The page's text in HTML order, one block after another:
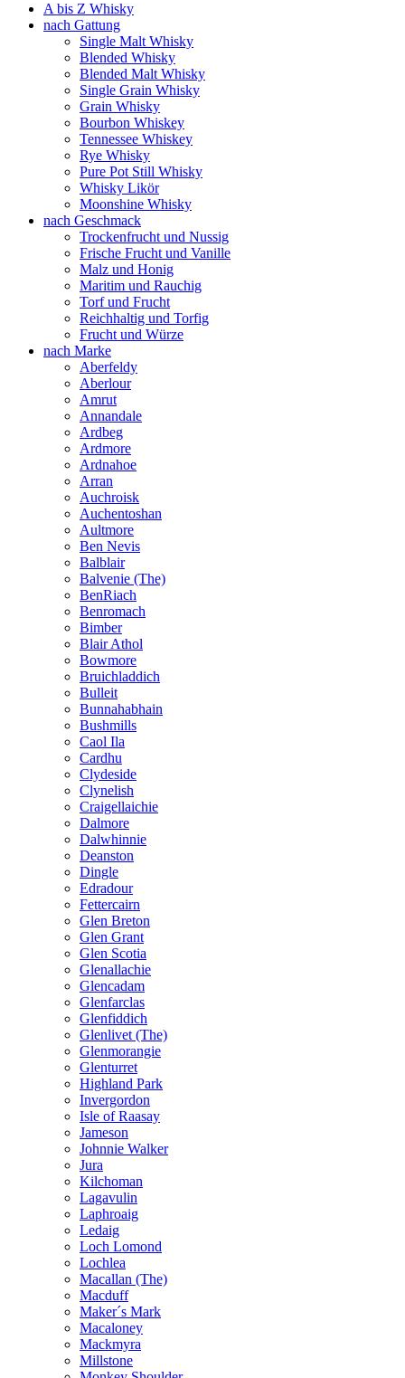
A bis Z Whisky
nach Gattung
Single Malt Whisky
Blended Whisky
Blended Malt Whisky
Single Grain Whisky
Grain Whisky
Bourbon Whiskey
Tennessee Whiskey
Rye Whisky
Pure Pot Still Whisky
Whisky Likör
Moonshine Whisky
nach Geschmack
Trockenfrucht und Nussig
Frische Frucht und Vanille
Malz und Honig
Maritim und Rauchig
Torf und Frucht
Reichhaltig und Torfig
Frucht und Würze
nach Marke
Aberfeldy
Aberlour
Amrut
Annandale
Ardbeg
Ardmore
Ardnahoe
Arran
Auchroisk
Auchentoshan
Aultmore
Ben Nevis
Balblair
Balvenie (The)
BenRiach
Benromach
Bimber
Blair Athol
Bowmore
Bruichladdich
Bulleit
Bunnahabhain
Bushmills
Caol Ila
Cardhu
Clydeside
Clynelish
Craigellaichie
Dalmore
Dalwhinnie
Deanston
Dingle
Edradour
Fettercairn
Glen Breton
Glen Grant
Glen Scotia
Glenallachie
Glencadam
Glenfarclas
Glenfiddich
Glenlivet (The)
Glenmorangie
Glenturret
Highland Park
Invergordon
Isle of Raasay
Jameson
Johnnie Walker
Jura
Kilchoman
Lagavulin
Laphroaig
Ledaig
Loch Lomond
Lochlea
Macallan (The)
Macduff
Maker´s Mark
Macaloney
Mackmyra
Millstone